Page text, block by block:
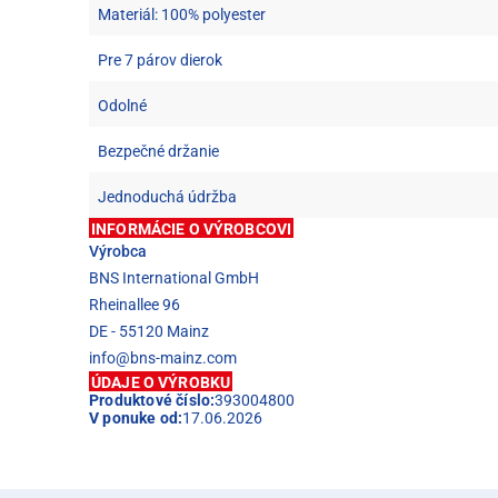
Materiál: 100% polyester
Pre 7 párov dierok
Odolné
Bezpečné držanie
Jednoduchá údržba
INFORMÁCIE O VÝROBCOVI
Výrobca
BNS International GmbH
Rheinallee 96
DE - 55120 Mainz
info@bns-mainz.com
ÚDAJE O VÝROBKU
Produktové číslo:393004800
V ponuke od:17.06.2026